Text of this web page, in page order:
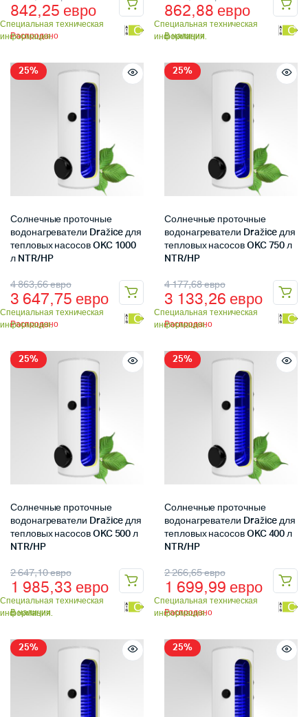
842,25 евро
Распродано
Специальная техническая
информация.
С
862,88 евро
В наличии
Специальная техническая
информация.
С
25%
Солнечные проточные
водонагреватели Dražice для
тепловых насосов OKC 1000
л NTR/HP
4 863,66евро
3 647,75 евро
Распродано
Специальная техническая
информация.
С
25%
Солнечные проточные
водонагреватели Dražice для
тепловых насосов OKC 750 л
NTR/HP
4 177,68евро
3 133,26 евро
Распродано
Специальная техническая
информация.
С
25%
Солнечные проточные
водонагреватели Dražice для
тепловых насосов OKC 500 л
NTR/HP
2 647,10евро
1 985,33 евро
В наличии
Специальная техническая
информация.
С
25%
Солнечные проточные
водонагреватели Dražice для
тепловых насосов OKC 400 л
NTR/HP
2 266,65евро
1 699,99 евро
Распродано
Специальная техническая
информация.
С
25% 25%